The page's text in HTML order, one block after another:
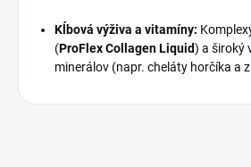
Kĺbová výživa a vitamíny:
(ProFlex Collagen Liquid) a široký
minerálov (napr. cheláty horčíka a